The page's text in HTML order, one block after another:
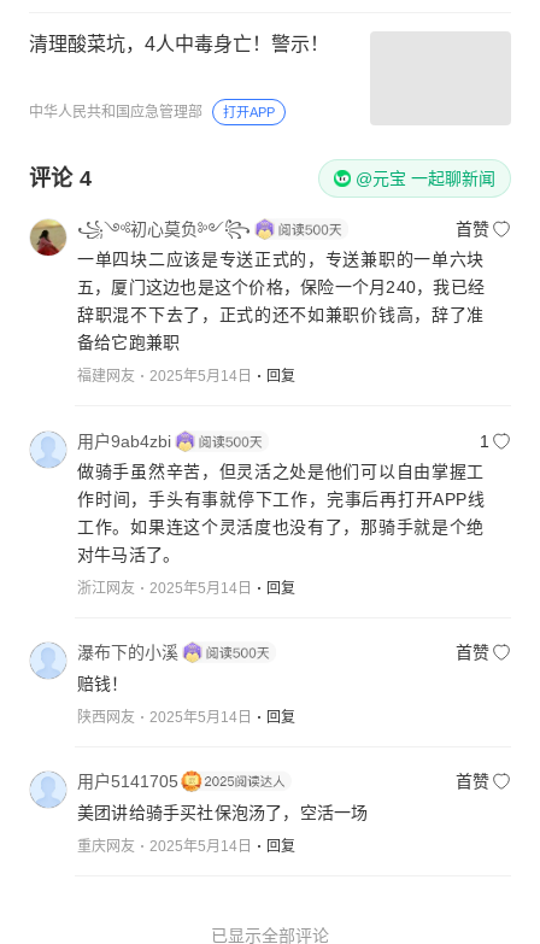
清理酸菜坑，4人中毒身亡！警示！
中华人民共和国应急管理部 打开APP
评论 4 @元宝 一起聊新闻
꧁༺初心莫负༻꧂
首赞
一单四块二应该是专送正式的，专送兼职的一单六块
五，厦门这边也是这个价格，保险一个月240，我已经
辞职混不下去了，正式的还不如兼职价钱高，辞了准
备给它跑兼职
福建网友 2025年5月14日 回复
用户9ab4zbi
1
做骑手虽然辛苦，但灵活之处是他们可以自由掌握工
作时间，手头有事就停下工作，完事后再打开APP线
工作。如果连这个灵活度也没有了，那骑手就是个绝
对牛马活了。
浙江网友 2025年5月14日 回复
瀑布下的小溪
首赞
赔钱！
陕西网友 2025年5月14日 回复
用户5141705
首赞
美团讲给骑手买社保泡汤了，空活一场
重庆网友 2025年5月14日 回复
已显示全部评论